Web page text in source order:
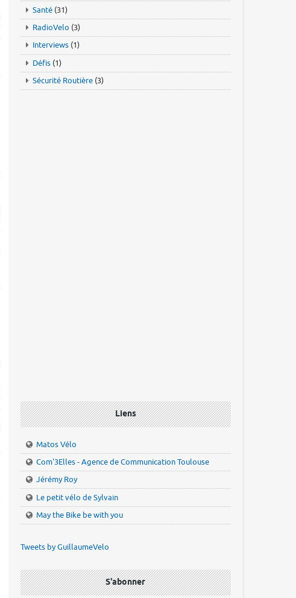
Santé (31)
RadioVelo (3)
Interviews (1)
Défis (1)
Sécurité Routière (3)
Liens
Matos Vélo
Com'3Elles - Agence de Communication Toulouse
Jérémy Roy
Le petit vélo de Sylvain
May the Bike be with you
Tweets by GuillaumeVelo
S'abonner